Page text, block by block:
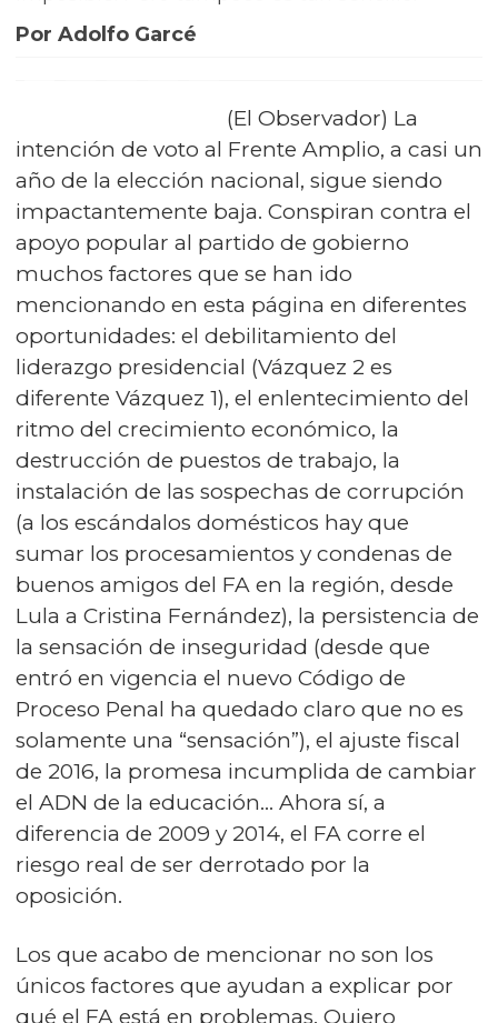
Por Adolfo Garcé
(El Observador) La
intención de voto al Frente Amplio, a casi un
año de la elección nacional, sigue siendo
impactantemente baja. Conspiran contra el
apoyo popular al partido de gobierno
muchos factores que se han ido
mencionando en esta página en diferentes
oportunidades: el debilitamiento del
liderazgo presidencial (Vázquez 2 es
diferente Vázquez 1), el enlentecimiento del
ritmo del crecimiento económico, la
destrucción de puestos de trabajo, la
instalación de las sospechas de corrupción
(a los escándalos domésticos hay que
sumar los procesamientos y condenas de
buenos amigos del FA en la región, desde
Lula a Cristina Fernández), la persistencia de
la sensación de inseguridad (desde que
entró en vigencia el nuevo Código de
Proceso Penal ha quedado claro que no es
solamente una “sensación”), el ajuste fiscal
de 2016, la promesa incumplida de cambiar
el ADN de la educación… Ahora sí, a
diferencia de 2009 y 2014, el FA corre el
riesgo real de ser derrotado por la
oposición.
Los que acabo de mencionar no son los
únicos factores que ayudan a explicar por
qué el FA está en problemas. Quiero